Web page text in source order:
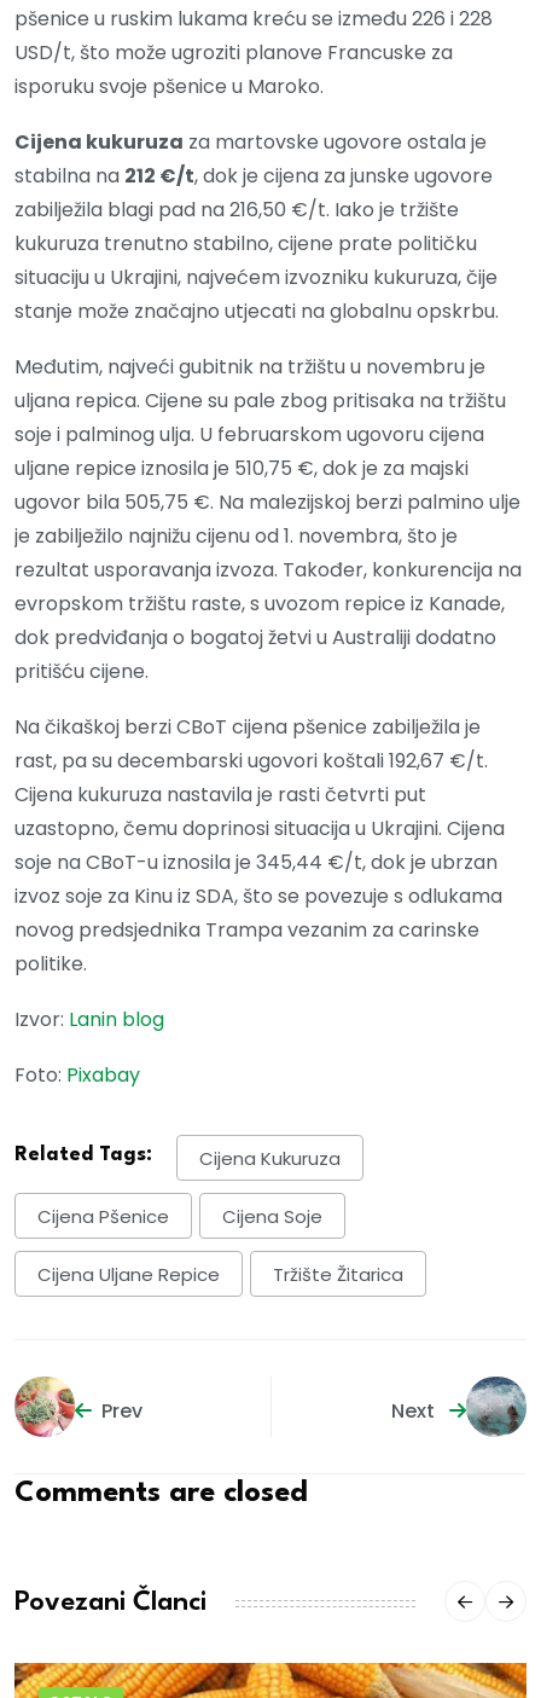
pšenice u ruskim lukama kreću se između 226 i 228
USD/t, što može ugroziti planove Francuske za
isporuku svoje pšenice u Maroko.
Cijena kukuruza za martovske ugovore ostala je
stabilna na 212 €/t, dok je cijena za junske ugovore
zabilježila blagi pad na 216,50 €/t. Iako je tržište
kukuruza trenutno stabilno, cijene prate političku
situaciju u Ukrajini, najvećem izvozniku kukuruza, čije
stanje može značajno utjecati na globalnu opskrbu.
Međutim, najveći gubitnik na tržištu u novembru je
uljana repica. Cijene su pale zbog pritisaka na tržištu
soje i palminog ulja. U februarskom ugovoru cijena
uljane repice iznosila je 510,75 €, dok je za majski
ugovor bila 505,75 €. Na malezijskoj berzi palmino ulje
je zabilježilo najnižu cijenu od 1. novembra, što je
rezultat usporavanja izvoza. Također, konkurencija na
evropskom tržištu raste, s uvozom repice iz Kanade,
dok predviđanja o bogatoj žetvi u Australiji dodatno
pritišću cijene.
Na čikaškoj berzi CBoT cijena pšenice zabilježila je
rast, pa su decembarski ugovori koštali 192,67 €/t.
Cijena kukuruza nastavila je rasti četvrti put
uzastopno, čemu doprinosi situacija u Ukrajini. Cijena
soje na CBoT-u iznosila je 345,44 €/t, dok je ubrzan
izvoz soje za Kinu iz SDA, što se povezuje s odlukama
novog predsjednika Trampa vezanim za carinske
politike.
Izvor: Lanin blog
Foto: Pixabay
Related Tags: Cijena Kukuruza
Cijena Pšenice Cijena Soje
Cijena Uljane Repice Tržište Žitarica
Prev Next
Comments are closed
Povezani Članci